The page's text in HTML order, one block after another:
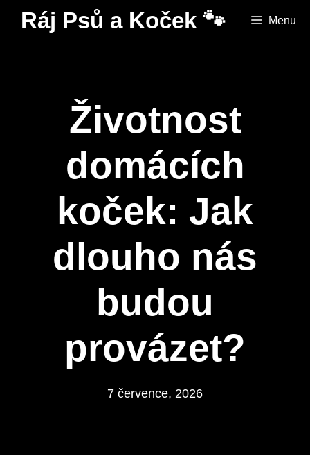
PřeskočitRáj Psů a Koček 🐾 Menu
Životnost
domácích
koček: Jak
dlouho nás
budou
provázet?
7 července, 2026